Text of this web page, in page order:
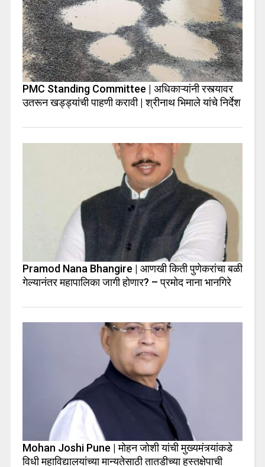
PMC Standing Committee | अधिकाऱ्यांनी रस्त्यावर
उतरून खड्ड्यांची पाहणी करावी | श्रीनाथ भिमाले यांचे निर्देश
Pramod Nana Bhangire | आणखी किती पुणेकरांचा बळी
गेल्यानंतर महापालिका जागी होणार? – प्रमोद नाना भानगिरे
Mohan Joshi Pune | मोहन जोशी यांची मुख्यमंत्र्यांकडे
विधी महाविद्यालयांच्या मान्यतेसाठी तातडीच्या हस्तक्षेपाची